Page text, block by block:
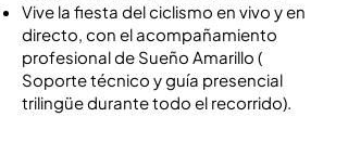
Vive la fiesta del ciclismo en vivo y en
directo, con el acompañamiento
profesional de Sueño Amarillo (
Soporte técnico y guía presencial
trilingüe durante todo el recorrido).